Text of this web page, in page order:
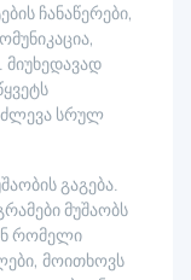
ჩანაწერები,
სრულ
გაგება.
მუშაობს
რომელი
მოითხოვს